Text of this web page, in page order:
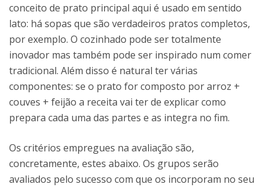
conceito de prato principal aqui é usado em sentido
lato: há sopas que são verdadeiros pratos completos,
por exemplo. O cozinhado pode ser totalmente
inovador mas também pode ser inspirado num comer
tradicional. Além disso é natural ter várias
componentes: se o prato for composto por arroz +
couves + feijão a receita vai ter de explicar como
prepara cada uma das partes e as integra no fim.
Os critérios empregues na avaliação são,
concretamente, estes abaixo. Os grupos serão
avaliados pelo sucesso com que os incorporam no seu